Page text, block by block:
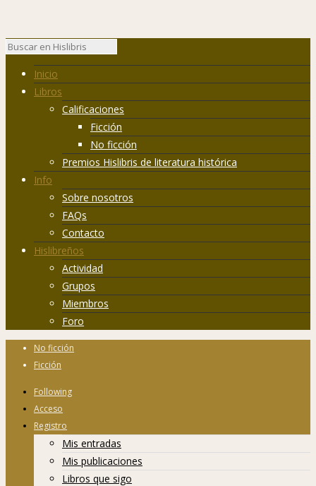
Inicio
Libros
Calificaciones
Ficción
No ficción
Premios Hislibris de literatura histórica
Info
Sobre nosotros
FAQs
Contacto
Hislibreños
Actividad
Grupos
Miembros
Foro
No ficción
Ficción
Following
Acceso
Registro
Mis entradas
Mis publicaciones
Libros que sigo